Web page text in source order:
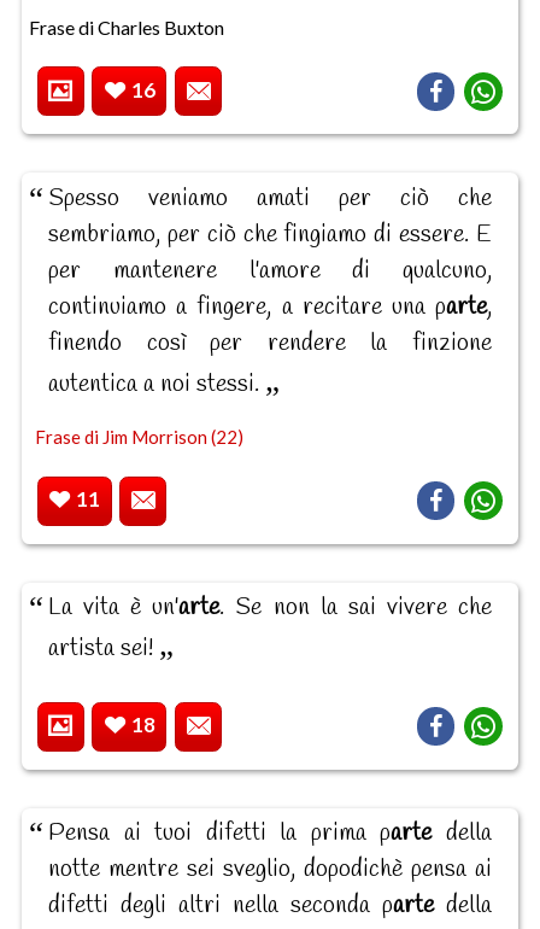
Frase di Charles Buxton
16
Spesso veniamo amati per ciò che
sembriamo, per ciò che fingiamo di essere. E
per mantenere l'amore di qualcuno,
continuiamo a fingere, a recitare una parte,
finendo così per rendere la finzione
autentica a noi stessi.
Frase di Jim Morrison (22)
11
La vita è un'arte. Se non la sai vivere che
artista sei!
18
Pensa ai tuoi difetti la prima partedella
notte mentre sei sveglio, dopodichè pensa ai
difetti degli altri nella seconda partedella